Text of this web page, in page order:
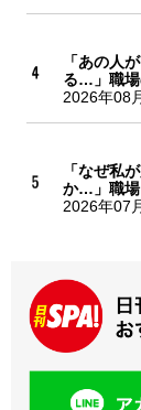
「あの人
る…」職場
2026年08
「なぜ私
か…」職場
2026年07